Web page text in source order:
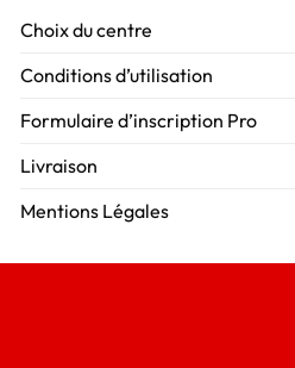
Choix du centre
Conditions d’utilisation
Formulaire d’inscription Pro
Livraison
Mentions Légales